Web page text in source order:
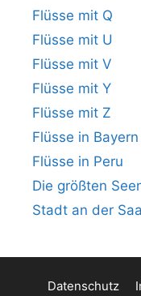
Flüsse mit Q
Flüsse mit U
Flüsse mit V
Flüsse mit Y
Flüsse mit Z
Flüsse in Bayern
Flüsse in Peru
Die größten
Stadt an der
Datenschutz